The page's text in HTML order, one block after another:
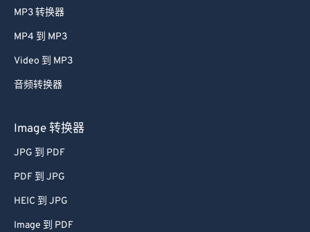
MP3 转换器
MP4 到 MP3
Video 到 MP3
音频转换器
Image 转换器
JPG 到 PDF
PDF 到 JPG
HEIC 到 JPG
Image 到 PDF